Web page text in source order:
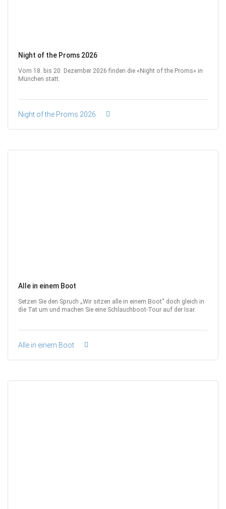
Night of the Proms 2026
Vom 18. bis 20. Dezember 2026 finden die «Night of the Proms» in
München statt.
Night of the Proms 2026
Alle in einem Boot
Setzen Sie den Spruch „Wir sitzen alle in einem Boot“ doch gleich in
die Tat um und machen Sie eine Schlauchboot-Tour auf der Isar.
Alle in einem Boot